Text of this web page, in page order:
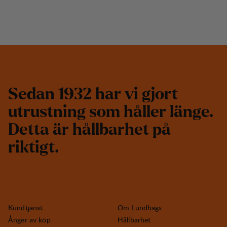
Sedan 1932 har vi gjort
utrustning som håller länge.
Detta är hållbarhet på
riktigt.
Kundtjänst
Ånger av köp
Om Lundhags
Hållbarhet